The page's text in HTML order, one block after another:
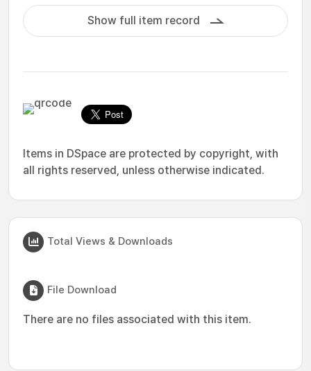
Show full item record
Items in DSpace are protected by copyright, with
all rights reserved, unless otherwise indicated.
Total Views & Downloads
File Download
There are no files associated with this item.